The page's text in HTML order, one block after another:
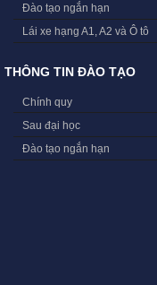
Đào tạo ngắn hạn
Lái xe hạng A1, A2 và Ô tô
THÔNG TIN ĐÀO TẠO
Chính quy
Sau đại học
Đào tạo ngắn hạn